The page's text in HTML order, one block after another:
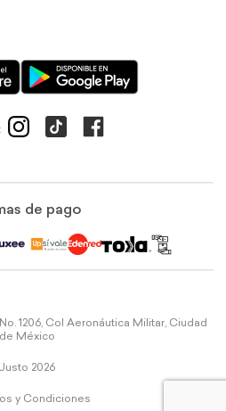
de pago
1206, Col Aeronáutica Militar, Ciudad
de México
Justo 2026
y Condiciones